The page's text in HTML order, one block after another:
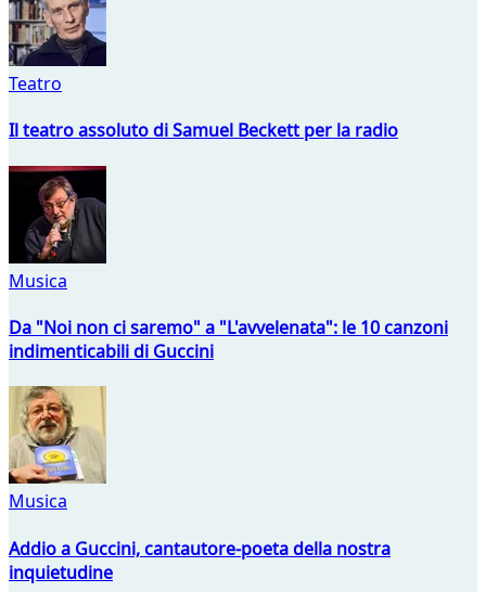
Teatro
Il teatro assoluto di Samuel Beckett per la radio
Musica
Da "Noi non ci saremo" a "L'avvelenata": le 10 canzoni
indimenticabili di Guccini
Musica
Addio a Guccini, cantautore-poeta della nostra
inquietudine